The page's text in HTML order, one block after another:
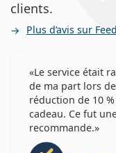
clients.
Plus d’avis sur
Le service était
de ma part lors
réduction de 10
cadeau. Ce fut
recommande.